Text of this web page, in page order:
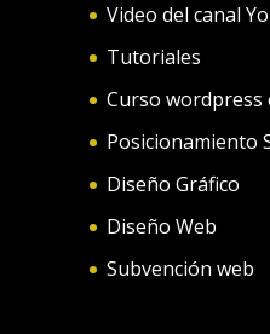
Video del canal
Tutoriales
Curso wordpress
Posicionamiento
Diseño Gráfico
Diseño Web
Subvención web